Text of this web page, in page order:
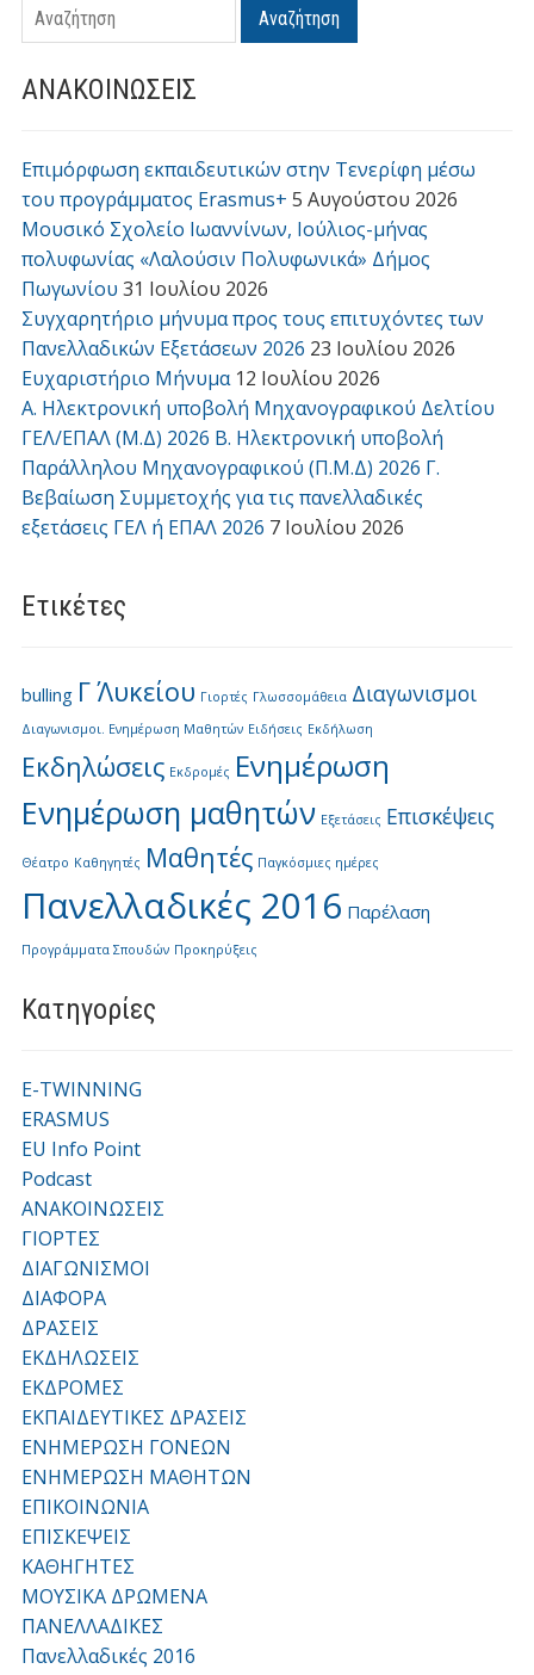
Αναζήτηση
ΑΝΑΚΟΙΝΩΣΕΙΣ
Επιμόρφωση εκπαιδευτικών στην Τενερίφη μέσω
του προγράμματος Erasmus+ 5 Αυγούστου 2026
Μουσικό Σχολείο Ιωαννίνων, Ιούλιος-μήνας
πολυφωνίας «Λαλούσιν Πολυφωνικά» Δήμος
Πωγωνίου 31 Ιουλίου 2026
Συγχαρητήριο μήνυμα προς τους επιτυχόντες των
Πανελλαδικών Εξετάσεων 2026 23 Ιουλίου 2026
Ευχαριστήριο Μήνυμα 12 Ιουλίου 2026
Α. Ηλεκτρονική υποβολή Μηχανογραφικού Δελτίου
ΓΕΛ/ΕΠΑΛ (Μ.Δ) 2026 Β. Ηλεκτρονική υποβολή
Παράλληλου Μηχανογραφικού (Π.Μ.Δ) 2026 Γ.
Βεβαίωση Συμμετοχής για τις πανελλαδικές
εξετάσεις ΓΕΛ ή ΕΠΑΛ 2026 7 Ιουλίου 2026
Ετικέτες
bulling Γ΄ Λυκείου Γιορτές Γλωσσομάθεια Διαγωνισμοι
Διαγωνισμοι. Ενημέρωση Μαθητών Ειδήσεις Εκδήλωση
Εκδηλώσεις Εκδρομές Ενημέρωση
Ενημέρωση μαθητών Εξετάσεις Επισκέψεις
Θέατρο Καθηγητές Μαθητές Παγκόσμιες ημέρες
Πανελλαδικές 2016 Παρέλαση
Προγράμματα Σπουδών Προκηρύξεις
Kατηγορίες
E-TWINNING
ERASMUS
EU Info Point
Podcast
ΑΝΑΚΟΙΝΩΣΕΙΣ
ΓΙΟΡΤΕΣ
ΔΙΑΓΩΝΙΣΜΟΙ
ΔΙΑΦΟΡΑ
ΔΡΑΣΕΙΣ
ΕΚΔΗΛΩΣΕΙΣ
ΕΚΔΡΟΜΕΣ
ΕΚΠΑΙΔΕΥΤΙΚΕΣ ΔΡΑΣΕΙΣ
ΕΝΗΜΕΡΩΣΗ ΓΟΝΕΩΝ
ΕΝΗΜΕΡΩΣΗ ΜΑΘΗΤΩΝ
ΕΠΙΚΟΙΝΩΝΙΑ
ΕΠΙΣΚΕΨΕΙΣ
ΚΑΘΗΓΗΤΕΣ
ΜΟΥΣΙΚΑ ΔΡΩΜΕΝΑ
ΠΑΝΕΛΛΑΔΙΚΕΣ
Πανελλαδικές 2016